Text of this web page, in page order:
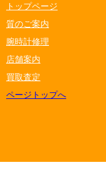
トップページ
質のご案内
腕時計修理
店舗案内
買取査定
ページトップへ